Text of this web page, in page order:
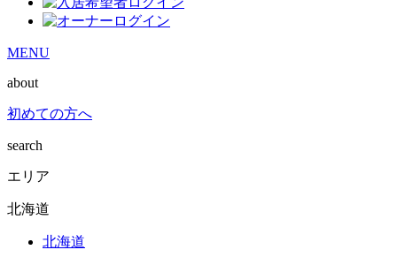
MENU
about
初めての方へ
search
エリア
北海道
北海道